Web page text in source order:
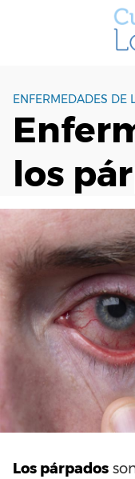
e
d
ENFERMEDADES DE
los
Los párpados